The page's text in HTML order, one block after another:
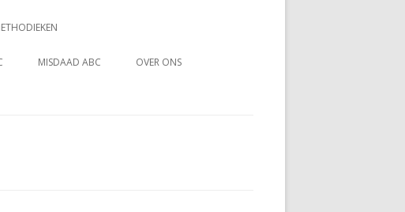
MISDAAD ABC OVER ONS